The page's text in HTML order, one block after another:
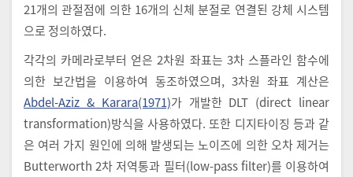
21개의 관절점에 의한 16개의 신체 분절로 연결된 강체 시스템
으로 정의하였다.
각각의 카메라로부터 얻은 2차원 좌표는 3차 스플라인 함수에
의한 보간법을 이용하여 동조하였으며, 3차원 좌표 계산은
Abdel-Aziz & Karara(1971)가 개발한 DLT (direct linear
transformation)방식을 사용하였다. 또한 디지타이징 등과 같
은 여러 가지 원인에 의해 발생되는 노이즈에 의한 오차 제거는
Butterworth 2차 저역통과 필터(low-pass filter)를 이용하여